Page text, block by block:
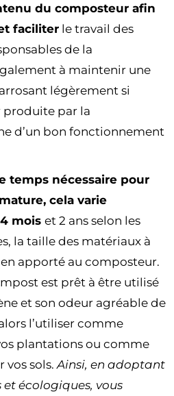
du composteur afin
faciliter le travail des
de la
à maintenir une
légèrement si
produite par la
d’un bon fonctionnement
temps nécessaire pour
cela varie
mois et 2 ans selon les
la taille des matériaux à
apporté au composteur.
est prêt à être utilisé
et son odeur agréable de
l’utiliser comme
plantations ou comme
sols. Ainsi, en adoptant
écologiques, vous